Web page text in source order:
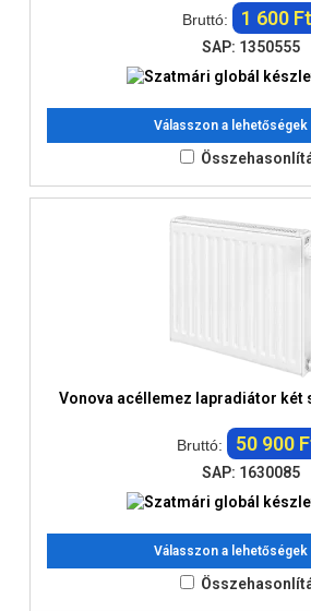
Bruttó:
1 600 Ft
SAP: 1350555
Válasszon a lehetőségek
Vonova acéllemez lapradiátor két
Bruttó: 50 900
SAP: 1630085
Válasszon a lehetőségek